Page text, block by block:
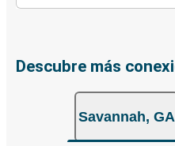
Descubre más
Savannah, GA